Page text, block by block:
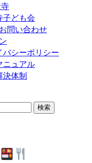
子ども会
問い合わせ
バシーポリシー
ニュアル
決体制